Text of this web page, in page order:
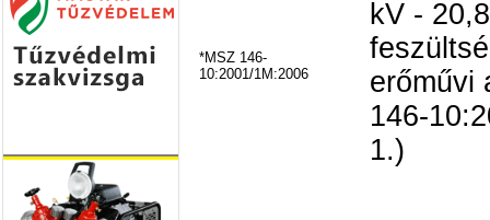
*MSZ 146-
10:2001/1M:2006
kV -
erőművi
146-
1.)